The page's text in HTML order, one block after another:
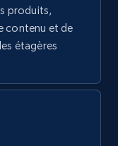
by
produits,
contenu et de
étagères